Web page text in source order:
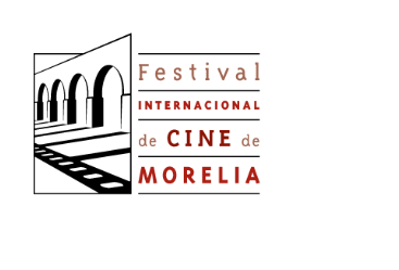
contenido
principal